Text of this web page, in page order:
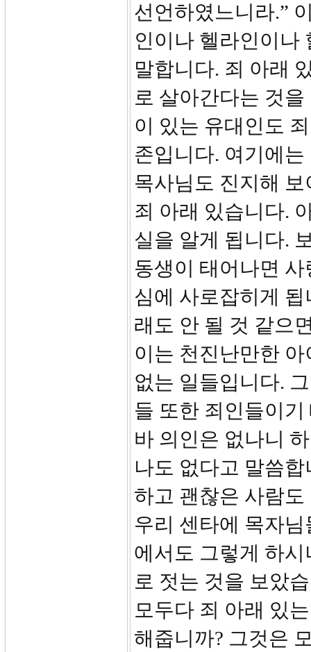
선언하였느니라.”
인이나 헬라인이나
말합니다. 죄 아래
로 살아간다는 것
이 있는 유대인도
존입니다. 여기에
목사님도 진지해
죄 아래 있습니다.
실을 알게 됩니다.
동생이 태어나면
심에 사로잡히게
래도 안 될 것 같으
이는 천진난만한
없는 일들입니다.
들 또한 죄인들이
바 의인은 없나니
나도 없다고 말씀
하고 괜찮은 사람
우리 센타에 목자
에서도 그렇게 하
로 젓는 것을 보았
모두다 죄 아래 있
해줍니까? 그것은